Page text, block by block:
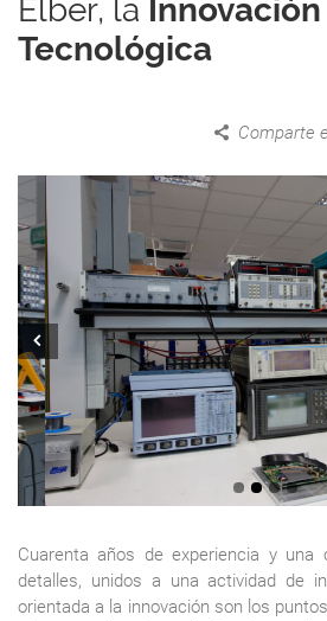
Elber, la Innovación
Tecnológica
Comparte
Prev
Cuarenta años de experiencia y una
detalles, unidos a una actividad de
orientada a la innovación son los